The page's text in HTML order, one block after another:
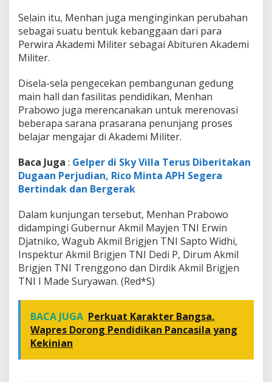
Selain itu, Menhan juga menginginkan perubahan
sebagai suatu bentuk kebanggaan dari para
Perwira Akademi Militer sebagai Abituren Akademi
Militer.
Disela-sela pengecekan pembangunan gedung
main hall dan fasilitas pendidikan, Menhan
Prabowo juga merencanakan untuk merenovasi
beberapa sarana prasarana penunjang proses
belajar mengajar di Akademi Militer.
Baca Juga : Gelper di Sky Villa Terus Diberitakan
Dugaan Perjudian, Rico Minta APH Segera
Bertindak dan Bergerak
Dalam kunjungan tersebut, Menhan Prabowo
didampingi Gubernur Akmil Mayjen TNI Erwin
Djatniko, Wagub Akmil Brigjen TNI Sapto Widhi,
Inspektur Akmil Brigjen TNI Dedi P, Dirum Akmil
Brigjen TNI Trenggono dan Dirdik Akmil Brigjen
TNI I Made Suryawan. (Red*S)
BACA JUGA Perkuat Karakter Bangsa,
Wapres Dorong Pendidikan Pancasila yang
Kekinian